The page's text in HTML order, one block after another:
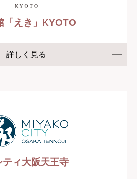
「えき」KYOTO
詳しく見る
ティ大阪天王寺